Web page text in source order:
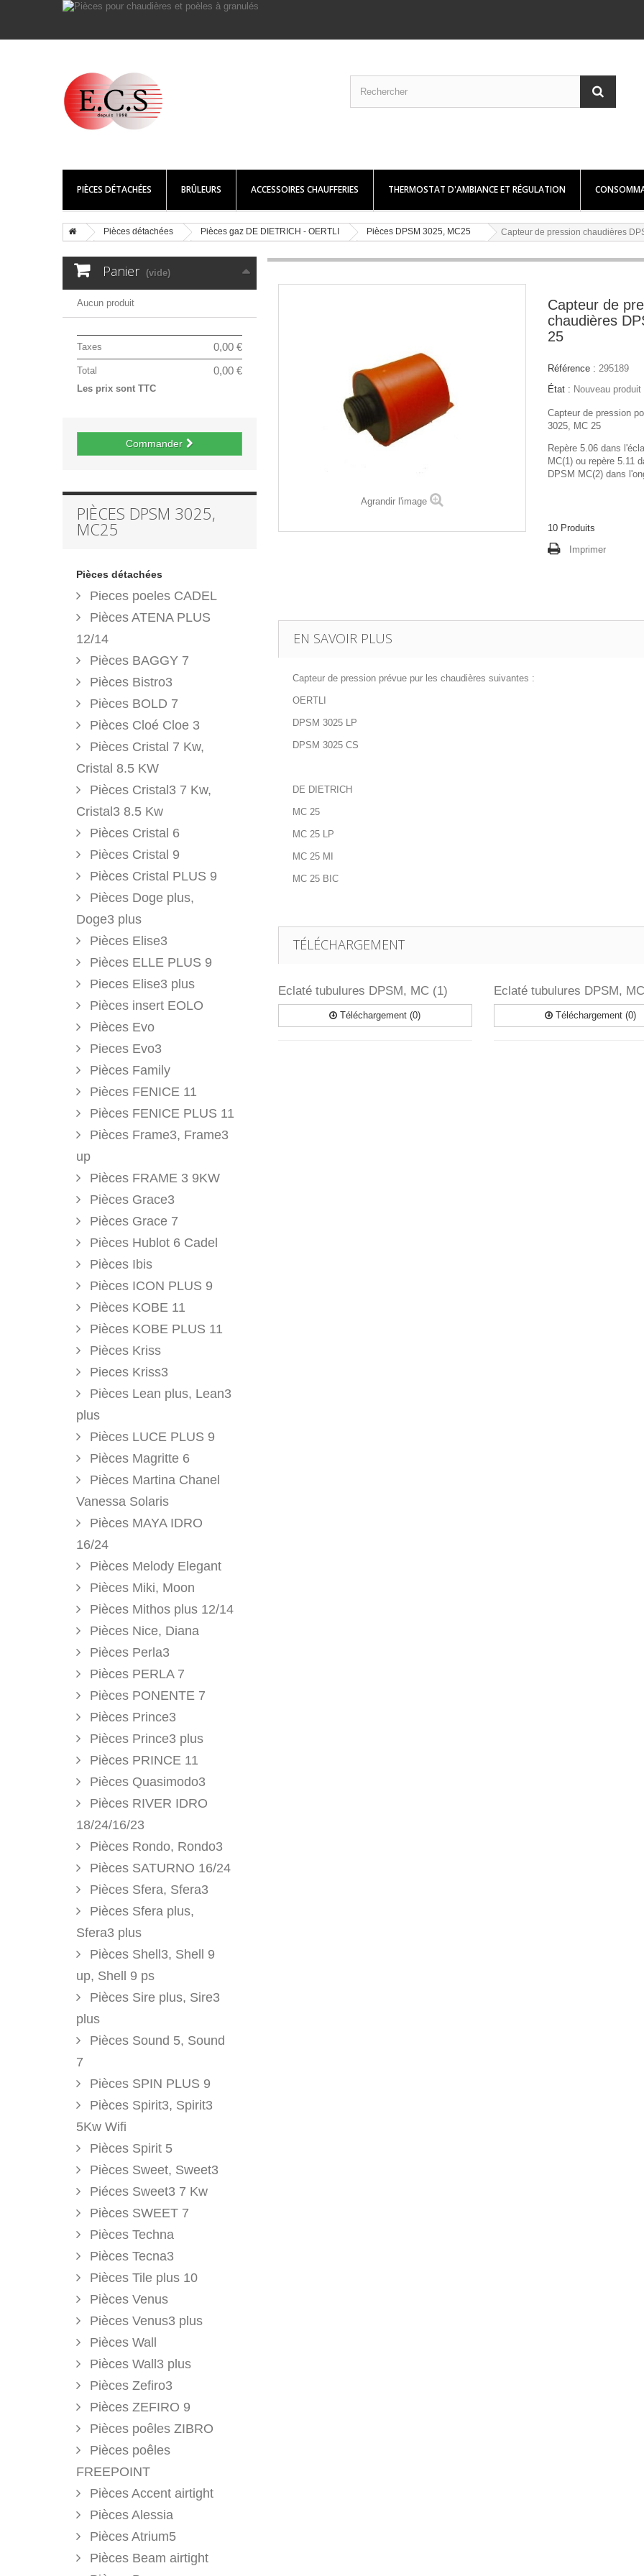
PIÈCES DÉTACHÉES BRÛLEURS ACCESSOIRES CHAUFFERIES THERMOSTAT D'AMBIANCE ET RÉGULATION
Pièces détachées Pièces gaz DE DIETRICH - OERTLI Pièces DPSM 3025, MC25 Capteur de pression chaudières
Panier (vide)
Aucun produit
0,00 €
Taxes
0,00 €
Total
Les prix sont TTC
Commander
PIÈCES DPSM 3025,
MC25
Pièces détachées
Pieces poeles CADEL
Pièces ATENA PLUS
12/14
Pièces BAGGY 7
Pièces Bistro3
Pièces BOLD 7
Pièces Cloé Cloe 3
Pièces Cristal 7 Kw,
Cristal 8.5 KW
Pièces Cristal3 7 Kw,
Cristal3 8.5 Kw
Pièces Cristal 6
Pièces Cristal 9
Pièces Cristal PLUS 9
Pièces Doge plus,
Doge3 plus
Pièces Elise3
Pièces ELLE PLUS 9
Pieces Elise3 plus
Pièces insert EOLO
Pièces Evo
Pieces Evo3
Pièces Family
Pièces FENICE 11
Pièces FENICE PLUS 11
Pièces Frame3, Frame3
up
Pièces FRAME 3 9KW
Pièces Grace3
Pièces Grace 7
Pièces Hublot 6 Cadel
Pièces Ibis
Pièces ICON PLUS 9
Pièces KOBE 11
Pièces KOBE PLUS 11
Pièces Kriss
Pieces Kriss3
Pièces Lean plus, Lean3
plus
Pièces LUCE PLUS 9
Pièces Magritte 6
Pièces Martina Chanel
Vanessa Solaris
Pièces MAYA IDRO
16/24
Pièces Melody Elegant
Pièces Miki, Moon
Pièces Mithos plus 12/14
Pièces Nice, Diana
Pièces Perla3
Pièces PERLA 7
Pièces PONENTE 7
Pièces Prince3
Pièces Prince3 plus
Pièces PRINCE 11
Pièces Quasimodo3
Pièces RIVER IDRO
18/24/16/23
Pièces Rondo, Rondo3
Pièces SATURNO 16/24
Pièces Sfera, Sfera3
Pièces Sfera plus,
Sfera3 plus
Pièces Shell3, Shell 9
up, Shell 9 ps
Pièces Sire plus, Sire3
plus
Pièces Sound 5, Sound
7
Pièces SPIN PLUS 9
Pièces Spirit3, Spirit3
5Kw Wifi
Pièces Spirit 5
Pièces Sweet, Sweet3
Piéces Sweet3 7 Kw
Pièces SWEET 7
Pièces Techna
Pièces Tecna3
Pièces Tile plus 10
Pièces Venus
Pièces Venus3 plus
Pièces Wall
Pièces Wall3 plus
Pièces Zefiro3
Pièces ZEFIRO 9
Pièces poêles ZIBRO
Pièces poêles
FREEPOINT
Pièces Accent airtight
Pièces Alessia
Pièces Atrium5
Pièces Beam airtight
Agrandir l'image
Capteur de
chaudières
25
Référence : 295189
État : Nouveau produit
Capteur de pression
3025, MC 25
Repère 5.06 dans
MC(1) ou repère 5.11
DPSM MC(2) dans
10 Produits
Imprimer
EN SAVOIR PLUS
Capteur de pression prévue pur les chaudières suivantes :
OERTLI
DPSM 3025 LP
DPSM 3025 CS
DE DIETRICH
MC 25
MC 25 LP
MC 25 MI
MC 25 BIC
TÉLÉCHARGEMENT
Eclaté tubulures DPSM, MC (1)
Téléchargement (0)
Eclaté tubulures DPSM,
Téléchargement (0)